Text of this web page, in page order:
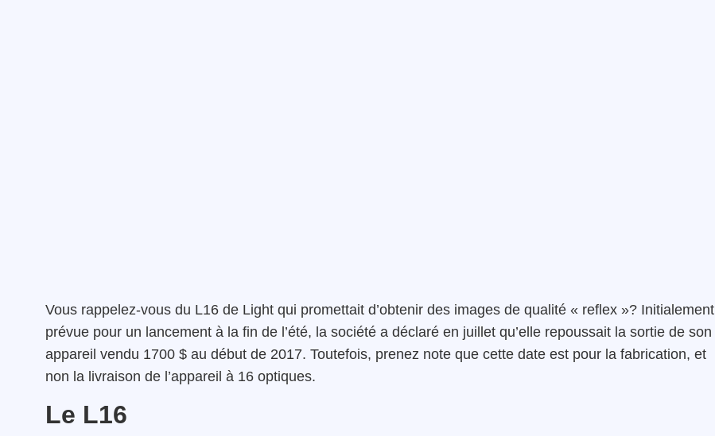
Vous rappelez-vous du L16 de Light qui promettait d’obtenir des images de qualité « reflex »? Initialement
prévue pour un lancement à la fin de l’été, la société a déclaré en juillet qu’elle repoussait la sortie de son
appareil vendu 1700 $ au début de 2017. Toutefois, prenez note que cette date est pour la fabrication, et
non la livraison de l’appareil à 16 optiques.
Le L16